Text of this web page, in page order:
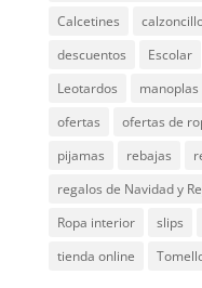
Calcetines
descuentos
Escolar
Leotardos
manoplas
ofertas
ofertas de
pijamas
rebajas
regalos de Navidad y
Ropa interior
slips
tienda online